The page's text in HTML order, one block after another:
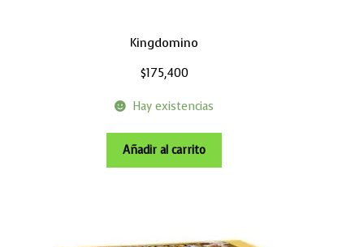
Kingdomino
$175,400
Hay existencias
Añadir al carrito